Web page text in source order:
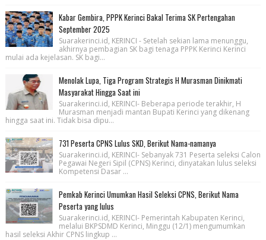
Kabar Gembira, PPPK Kerinci Bakal Terima SK Pertengahan
September 2025
Suarakerinci.id, KERINCI - Setelah sekian lama menunggu,
akhirnya pembagian SK bagi tenaga PPPK Kerinci Kerinci
mulai ada kejelasan. SK bagi...
Menolak Lupa, Tiga Program Strategis H Murasman Dinikmati
Masyarakat Hingga Saat ini
Suarakerinci.id, KERINCI- Beberapa periode terakhir, H
Murasman menjadi mantan Bupati Kerinci yang dikenang
hingga saat ini. Tidak bisa dipu...
731 Peserta CPNS Lulus SKD, Berikut Nama-namanya
Suarakerinci.id, KERINCI- Sebanyak 731 Peserta seleksi Calon
Pegawai Negeri Sipil (CPNS) Kerinci, dinyatakan lulus seleksi
Kompetensi Dasar ...
Pemkab Kerinci Umumkan Hasil Seleksi CPNS, Berikut Nama
Peserta yang lulus
Suarakerinci.id, KERINCI- Pemerintah Kabupaten Kerinci,
melalui BKPSDMD Kerinci, Minggu (12/1) mengumumkan
hasil seleksi Akhir CPNS lingkup ...